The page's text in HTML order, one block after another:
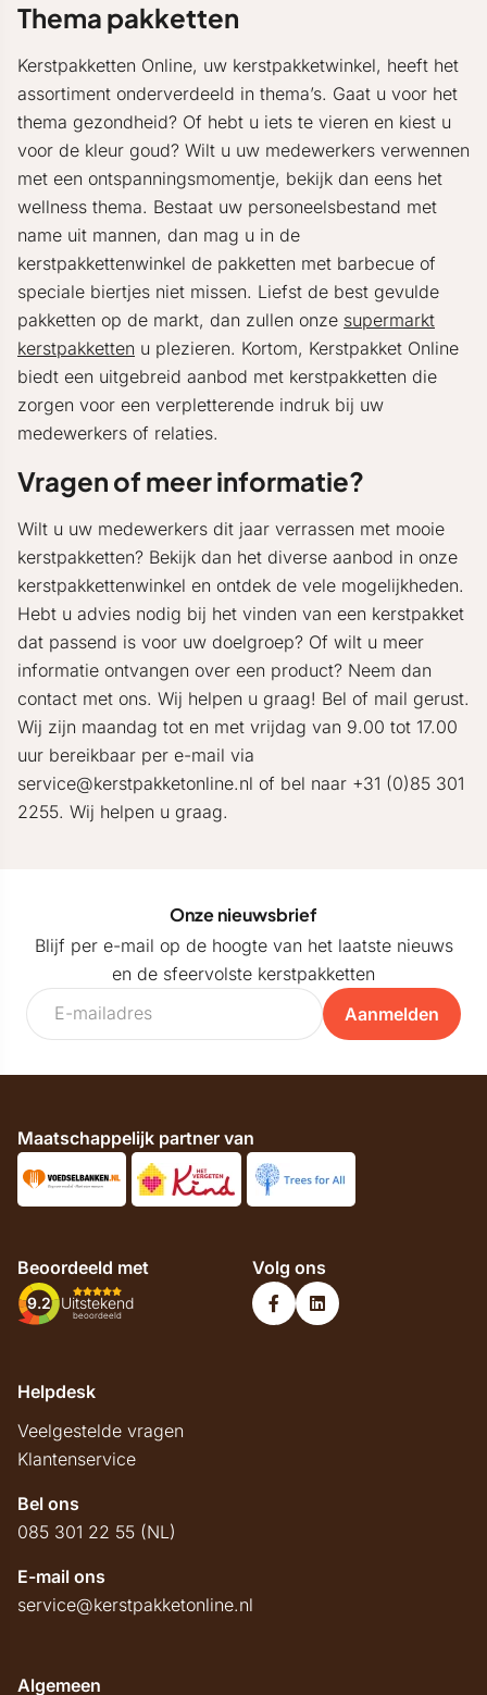
Thema pakketten
Kerstpakketten Online, uw kerstpakketwinkel, heeft het
assortiment onderverdeeld in thema’s. Gaat u voor het
thema gezondheid? Of hebt u iets te vieren en kiest u
voor de kleur goud? Wilt u uw medewerkers verwennen
met een ontspanningsmomentje, bekijk dan eens het
wellness thema. Bestaat uw personeelsbestand met
name uit mannen, dan mag u in de
kerstpakkettenwinkel de pakketten met barbecue of
speciale biertjes niet missen. Liefst de best gevulde
pakketten op de markt, dan zullen onze supermarkt
kerstpakketten u plezieren. Kortom, Kerstpakket Online
biedt een uitgebreid aanbod met kerstpakketten die
zorgen voor een verpletterende indruk bij uw
medewerkers of relaties.
Vragen of meer informatie?
Wilt u uw medewerkers dit jaar verrassen met mooie
kerstpakketten? Bekijk dan het diverse aanbod in onze
kerstpakkettenwinkel en ontdek de vele mogelijkheden.
Hebt u advies nodig bij het vinden van een kerstpakket
dat passend is voor uw doelgroep? Of wilt u meer
informatie ontvangen over een product? Neem dan
contact met ons. Wij helpen u graag! Bel of mail gerust.
Wij zijn maandag tot en met vrijdag van 9.00 tot 17.00
uur bereikbaar per e-mail via
service@kerstpakketonline.nl of bel naar +31 (0)85 301
2255. Wij helpen u graag.
Onze nieuwsbrief
Blijf per e-mail op de hoogte van het laatste nieuws
en de sfeervolste kerstpakketten
Aanmelden
Maatschappelijk partner van
Beoordeeld met
9.2 Uitstekend
beoordeeld
Volg ons
Helpdesk
Veelgestelde vragen
Klantenservice
Bel ons
085 301 22 55 (NL)
E-mail ons
service@kerstpakketonline.nl
Algemeen